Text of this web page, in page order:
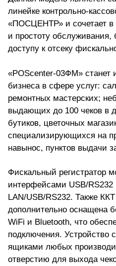
линейке контрольно-
«ПОСЦЕНТР» и сочетает в
и простоту обслуживания,
доступу к отсеку
«POScenter-03ФМ»
бизнеса в сфере услуг:
ремонтных мастерских;
выдающих до 100 чеков в
бутиков, цветочных
специализирующихся на
навынос, пунктов выдачи
Фискальный регистратор
интерфейсами USB/RS232
LAN/USB/RS232. Также
дополнительно оснащена
WiFi и Bluetooth, что
подключения. Устройство
ящиками любых
отверстию для выхода